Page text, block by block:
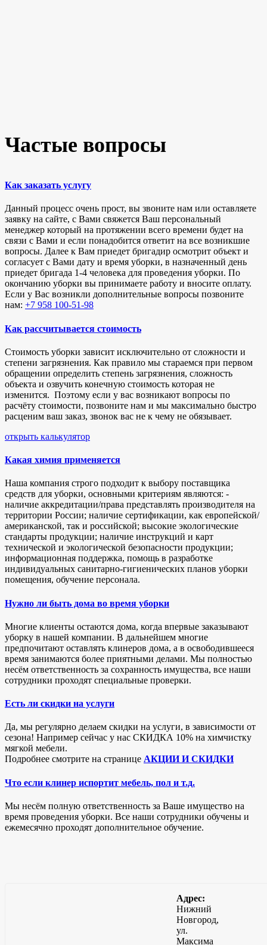
Частые вопросы
Как заказать услугу
Данный процесс очень прост, вы звоните нам или оставляете
заявку на сайте, с Вами свяжется Ваш персональный
менеджер который на протяжении всего времени будет на
связи с Вами и если понадобится ответит на все возникшие
вопросы. Далее к Вам приедет бригадир осмотрит объект и
согласует с Вами дату и время уборки, в назначенный день
приедет бригада 1-4 человека для проведения уборки. По
окончанию уборки вы принимаете работу и вносите оплату.
Если у Вас возникли дополнительные вопросы позвоните
нам: +7 958 100-51-98
Как рассчитывается стоимость
Стоимость уборки зависит исключительно от сложности и
степени загрязнения. Как правило мы стараемся при первом
обращении определить степень загрязнения, сложность
объекта и озвучить конечную стоимость которая не
изменится. Поэтому если у вас возникают вопросы по
расчёту стоимости, позвоните нам и мы максимально быстро
расценим ваш заказ, звонок вас не к чему не обязывает.
открыть калькулятор
Какая химия применяется
Наша компания строго подходит к выбору поставщика
средств для уборки, основными критериям являются: -
наличие аккредитации/права представлять производителя на
территории России; наличие сертификации, как европейской/
американской, так и российской; высокие экологические
стандарты продукции; наличие инструкций и карт
технической и экологической безопасности продукции;
информационная поддержка, помощь в разработке
индивидуальных санитарно-гигиенических планов уборки
помещения, обучение персонала.
Нужно ли быть дома во время уборки
Многие клиенты остаются дома, когда впервые заказывают
уборку в нашей компании. В дальнейшем многие
предпочитают оставлять клинеров дома, а в освободившееся
время занимаются более приятными делами. Мы полностью
несём ответственность за сохранность имущества, все наши
сотрудники проходят специальные проверки.
Есть ли скидки на услуги
Да, мы регулярно делаем скидки на услуги, в зависимости от
сезона! Например сейчас у нас СКИДКА 10% на химчистку
мягкой мебели.
Подробнее смотрите на странице АКЦИИ И СКИДКИ
Что если клинер испортит мебель, пол и т.д.
Мы несём полную ответственность за Ваше имущество на
время проведения уборки. Все наши сотрудники обучены и
ежемесячно проходят дополнительное обучение.
Адрес:
Нижний
Новгород,
ул.
Максима